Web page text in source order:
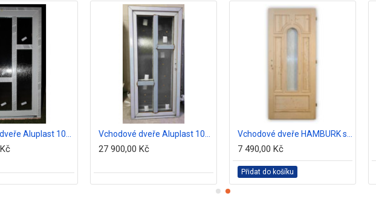
27 900,00 Kč 7 490,00 Kč
Přidat do košíku